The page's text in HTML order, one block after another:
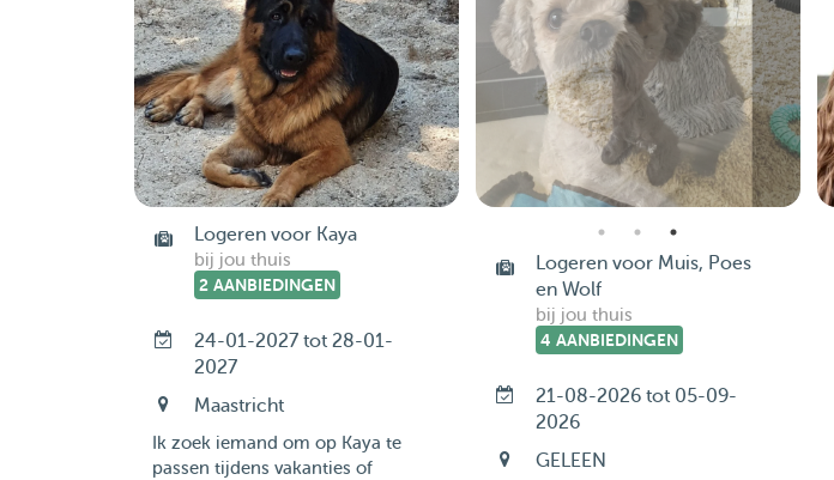
Logeren voor Kaya
bij jou thuis
2 AANBIEDINGEN
24-01-2027 tot 28-01-
2027
Maastricht
Ik zoek iemand om op Kaya te
passen tijdens vakanties of
Logeren voor Muis, Poes
en Wolf
bij jou thuis
4 AANBIEDINGEN
21-08-2026 tot 05-09-
2026
GELEEN